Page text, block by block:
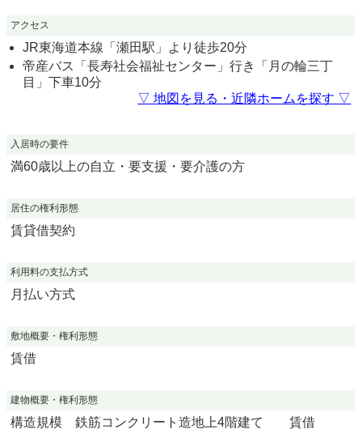
アクセス
JR東海道本線「瀬田駅」より徒歩20分
帝産バス「長寿社会福祉センター」行き「月の輪三丁
目」下車10分
▽ 地図を見る・近隣ホームを探す ▽
入居時の要件
満60歳以上の自立・要支援・要介護の方
居住の権利形態
賃貸借契約
利用料の支払方式
月払い方式
敷地概要・権利形態
賃借
建物概要・権利形態
構造規模 鉄筋コンクリート造地上4階建て 賃借